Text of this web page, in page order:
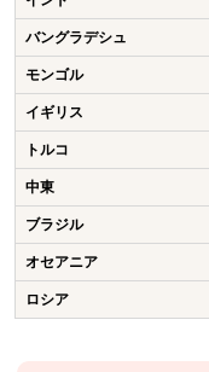
バングラデシュ
モンゴル
イギリス
トルコ
中東
ブラジル
オセアニア
ロシア